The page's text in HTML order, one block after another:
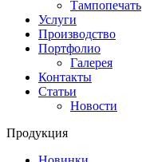
Тампопечать
Услуги
Производство
Портфолио
Галерея
Контакты
Статьи
Новости
Продукция